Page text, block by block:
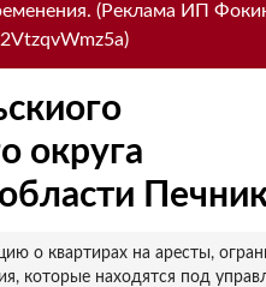
(Реклама ИП
2VtzqvWmz5a)
округа
о квартирах на аресты,
которые находятся под